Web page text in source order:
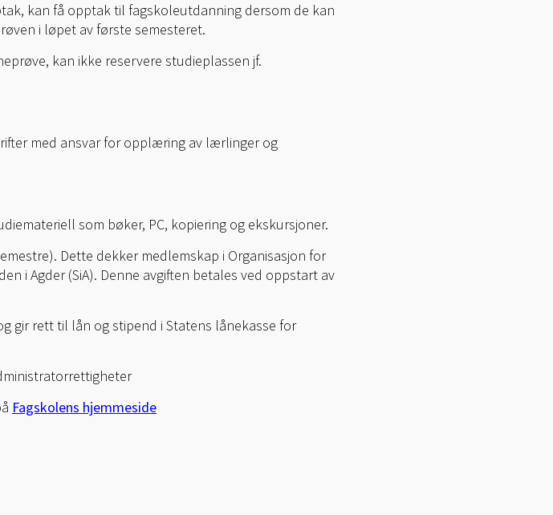
kan få opptak til fagskoleutdanning dersom de kan
i løpet av første semesteret.
kan ikke reservere studieplassen jf.
med ansvar for opplæring av lærlinger og
som bøker, PC, kopiering og ekskursjoner.
Dette dekker medlemskap i Organisasjon for
i Agder (SiA). Denne avgiften betales ved oppstart av
gir rett til lån og stipend i Statens lånekasse for
Fagskolens hjemmeside